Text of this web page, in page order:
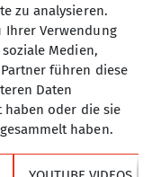
zu analysieren.
Verwendung
Medien,
führen diese
Daten
haben oder die sie
haben.